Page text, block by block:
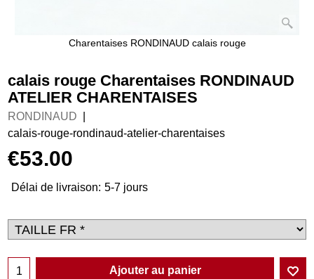
Charentaises RONDINAUD calais rouge
calais rouge Charentaises RONDINAUD
ATELIER CHARENTAISES
RONDINAUD
calais-rouge-rondinaud-atelier-charentaises
€53.00
Délai de livraison: 5-7 jours
Ajouter au panier